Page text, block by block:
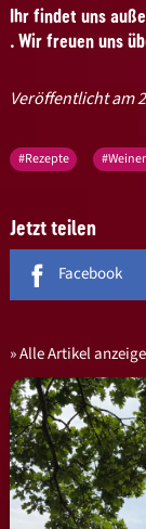
Ihr findet uns
. Wir freuen uns
Veröffentlicht am
#Rezepte
Jetzt teilen
Facebook
Alle Artikel